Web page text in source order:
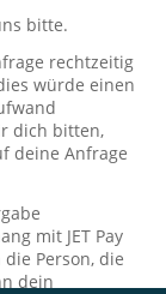
bitte.
rechtzeitig
würde einen
dich bitten,
deine Anfrage
mit JET Pay
Person, die
dein